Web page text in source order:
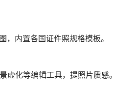
，内置各国证件照规格模板。
虚化等编辑工具，提照片质感。